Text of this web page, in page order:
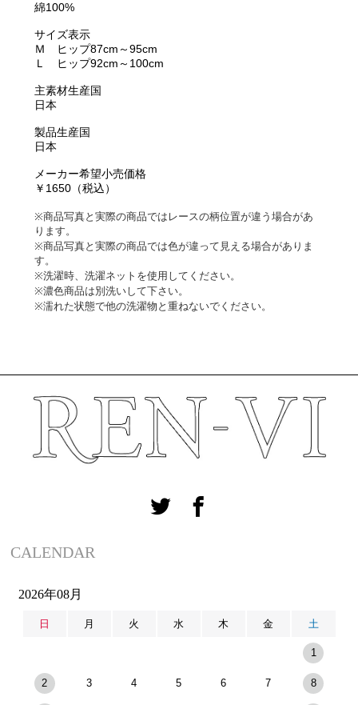
綿100%
サイズ表示
Ｍ ヒップ87cm～95cm
Ｌ ヒップ92cm～100cm
主素材生産国
日本
製品生産国
日本
メーカー希望小売価格
￥1650（税込）
※商品写真と実際の商品ではレースの柄位置が違う場合があ
ります。
※商品写真と実際の商品では色が違って見える場合がありま
す。
※洗濯時、洗濯ネットを使用してください。
※濃色商品は別洗いして下さい。
※濡れた状態で他の洗濯物と重ねないでください。
CALENDAR
2026年08月
日 月 火 水 木 金 土
1
2 3 4 5 6 7 8